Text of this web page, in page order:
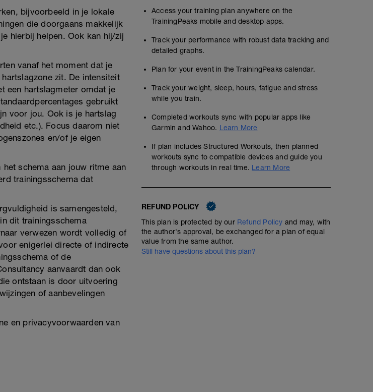
bijvoorbeeld in je lokale
die doorgaans makkelijk
hierbij helpen. Ook kan hij/zij
vanaf het moment dat je
zit. De intensiteit
een hartslagmeter omdat je
gebruikt
voor jou. Ook is je hartslag
etc.). Focus daarom niet
en/of je eigen
schema aan jouw ritme aan
trainingsschema dat
is samengesteld,
dit trainingsschema
verwezen wordt volledig of
enigerlei directe of indirecte
of de
aanvaardt dan ook
ontstaan is door uitvoering
of aanbevelingen
en privacyvoorwaarden van
Access your training plan anywhere on the
TrainingPeaks mobile and desktop apps.
Track your performance with robust data tracking and
detailed graphs.
Plan for your event in the TrainingPeaks calendar.
Track your weight, sleep, hours, fatigue and stress
while you train.
Completed workouts sync with popular apps like
Garmin and Wahoo. Learn More
If plan includes Structured Workouts, then planned
workouts sync to compatible devices and guide you
through workouts in real time. Learn More
REFUND POLICY
This plan is protected by our Refund Policy and may, with
the author's approval, be exchanged for a plan of equal
value from the same author.
Still have questions about this plan?